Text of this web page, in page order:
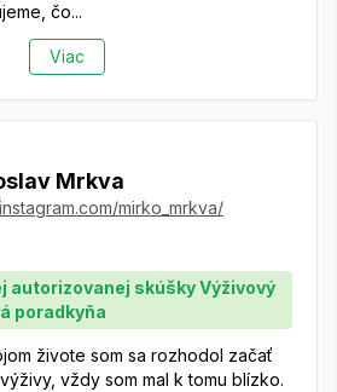
čo...
Viac
Mrkva
mirko_mrkva/
autorizovanej skúšky Výživový
poradkyňa
živote som sa rozhodol začať
vždy som mal k tomu blízko.